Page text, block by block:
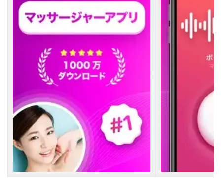
動
さ
せ
に
は
う
す
れ
ば
い
い
で
か
？
4